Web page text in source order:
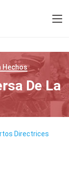
Hechos
De La
Directrices